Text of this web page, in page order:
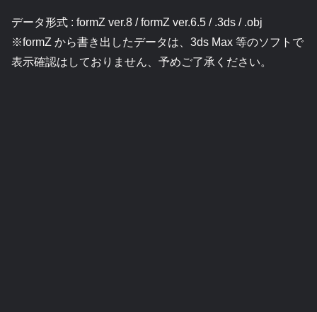
データ形式 : formZ ver.8 / formZ ver.6.5 / .3ds / .obj
※formZ から書き出したデータは、3ds Max 等のソフトで
表示確認はしておりません、予めご了承ください。